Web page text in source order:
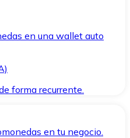
en una wallet auto
forma recurrente.
en tu negocio.